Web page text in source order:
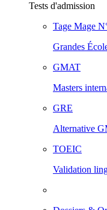
Tests d'admission
Tage Mage
Grandes
GMAT
Masters
GRE
Alternative
TOEIC
Validation